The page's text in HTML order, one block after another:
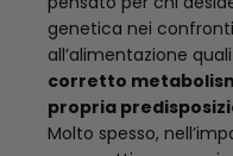
genetica nei
all’alimentazione quali
corretto
propria
Molto spesso,